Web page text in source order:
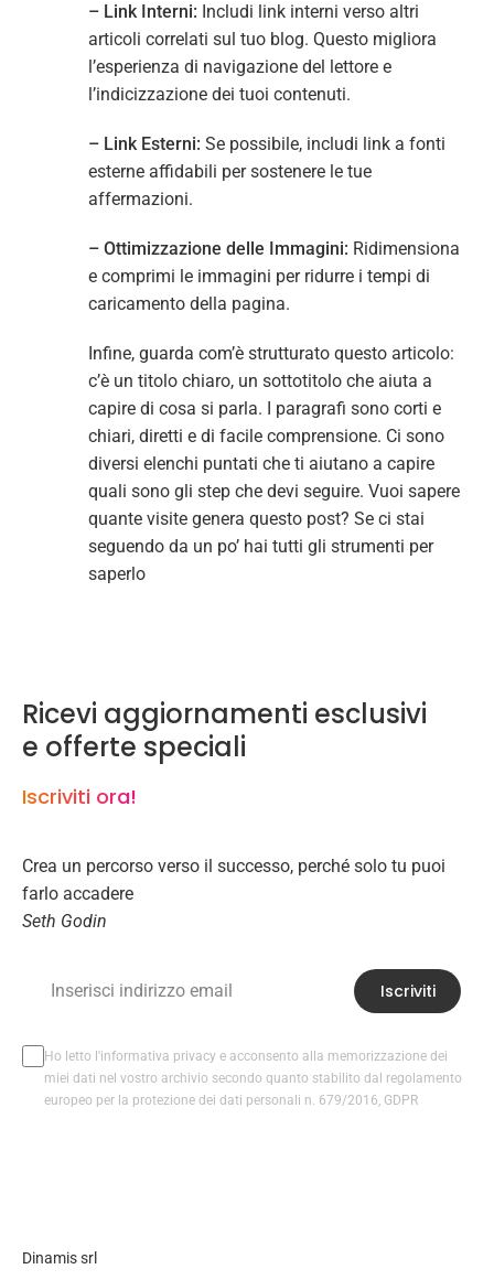
– Link Interni: Includi link interni verso altri
articoli correlati sul tuo blog. Questo migliora
l’esperienza di navigazione del lettore e
l’indicizzazione dei tuoi contenuti.
– Link Esterni: Se possibile, includi link a fonti
esterne affidabili per sostenere le tue
affermazioni.
– Ottimizzazione delle Immagini: Ridimensiona
e comprimi le immagini per ridurre i tempi di
caricamento della pagina.
Infine, guarda com’è strutturato questo articolo:
c’è un titolo chiaro, un sottotitolo che aiuta a
capire di cosa si parla. I paragrafi sono corti e
chiari, diretti e di facile comprensione. Ci sono
diversi elenchi puntati che ti aiutano a capire
quali sono gli step che devi seguire. Vuoi sapere
quante visite genera questo post? Se ci stai
seguendo da un po’ hai tutti gli strumenti per
saperlo
Ricevi aggiornamenti esclusivi
e offerte speciali
Iscriviti ora!
Crea un percorso verso il successo, perché solo tu puoi
farlo accadere
Seth Godin
Ho letto l'informativa privacy e acconsento alla memorizzazione dei
miei dati nel vostro archivio secondo quanto stabilito dal regolamento
europeo per la protezione dei dati personali n. 679/2016, GDPR
Iscriviti
Dinamis srl